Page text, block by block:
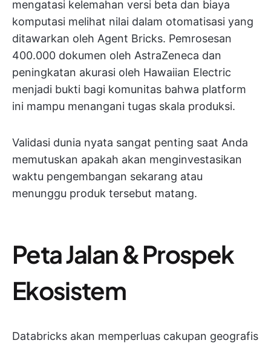
mengatasi kelemahan versi beta dan biaya
komputasi melihat nilai dalam otomatisasi yang
ditawarkan oleh Agent Bricks. Pemrosesan
400.000 dokumen oleh AstraZeneca dan
peningkatan akurasi oleh Hawaiian Electric
menjadi bukti bagi komunitas bahwa platform
ini mampu menangani tugas skala produksi.
Validasi dunia nyata sangat penting saat Anda
memutuskan apakah akan menginvestasikan
waktu pengembangan sekarang atau
menunggu produk tersebut matang.
Peta Jalan & Prospek
Ekosistem
Databricks akan memperluas cakupan geografis